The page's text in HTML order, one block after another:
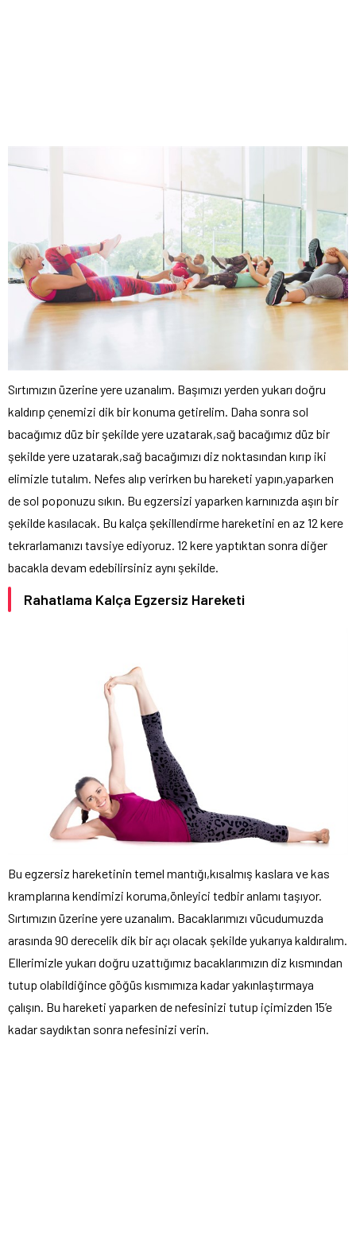
Sırtımızın üzerine yere uzanalım. Başımızı yerden yukarı doğru
kaldırıp çenemizi dik bir konuma getirelim. Daha sonra sol
bacağımız düz bir şekilde yere uzatarak,sağ bacağımız düz bir
şekilde yere uzatarak,sağ bacağımızı diz noktasından kırıp iki
elimizle tutalım. Nefes alıp verirken bu hareketi yapın,yaparken
de sol poponuzu sıkın. Bu egzersizi yaparken karnınızda aşırı bir
şekilde kasılacak. Bu kalça şekillendirme hareketini en az 12 kere
tekrarlamanızı tavsiye ediyoruz. 12 kere yaptıktan sonra diğer
bacakla devam edebilirsiniz aynı şekilde.
Rahatlama Kalça Egzersiz Hareketi
Bu egzersiz hareketinin temel mantığı,kısalmış kaslara ve kas
kramplarına kendimizi koruma,önleyici tedbir anlamı taşıyor.
Sırtımızın üzerine yere uzanalım. Bacaklarımızı vücudumuzda
arasında 90 derecelik dik bir açı olacak şekilde yukarıya kaldıralım.
Ellerimizle yukarı doğru uzattığımız bacaklarımızın diz kısmından
tutup olabildiğince göğüs kısmımıza kadar yakınlaştırmaya
çalışın. Bu hareketi yaparken de nefesinizi tutup içimizden 15’e
kadar saydıktan sonra nefesinizi verin.